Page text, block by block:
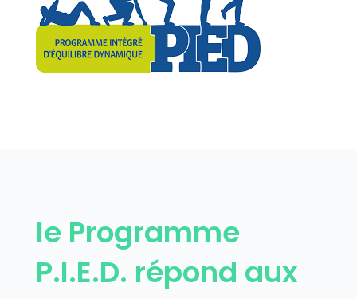
le Programme
P.I.E.D. répond aux